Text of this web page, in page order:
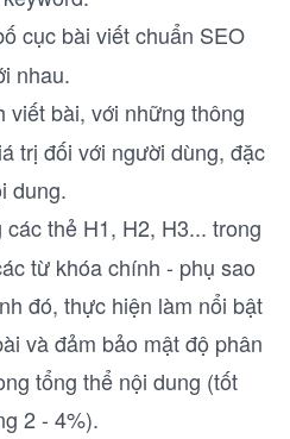
cục bài viết chuẩn SEO
nhau.
viết bài, với những thông
trị đối với người dùng, đặc
dung.
các thẻ H1, H2, H3... trong
từ khóa chính - phụ sao
đó, thực hiện làm nổi bật
và đảm bảo mật độ phân
tổng thể nội dung (tốt
2 - 4%).